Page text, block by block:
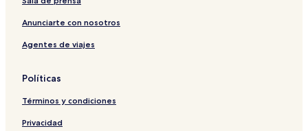
Anunciarte con nosotros
Agentes de viajes
Políticas
Términos y condiciones
Privacidad